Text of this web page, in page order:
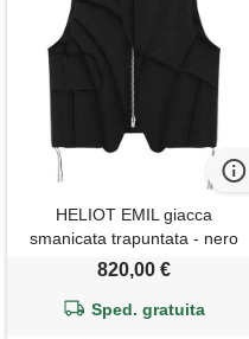
HELIOT EMIL giacca
smanicata trapuntata - nero
820,00 €
Sped. gratuita